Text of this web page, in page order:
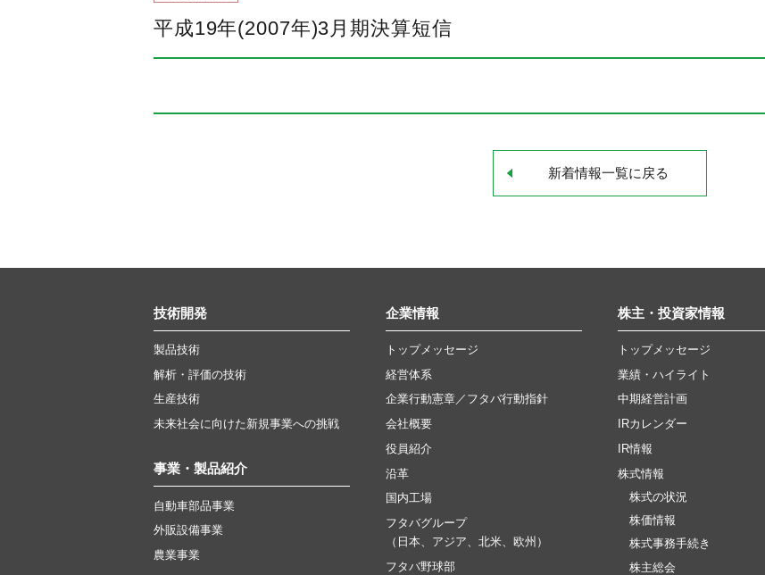
平成19年(2007年)3月期決算短信
新着情報一覧に戻る
技術開発
製品技術
解析・評価の技術
生産技術
未来社会に向けた新規事業への挑戦
事業・製品紹介
自動車部品事業
外販設備事業
農業事業
企業情報
トップメッセージ
経営体系
企業行動憲章／フタバ行動指針
会社概要
役員紹介
沿革
国内工場
フタバグループ
（日本、アジア、北米、欧州）
フタバ野球部
株主・投資家情報
トップメッセージ
業績・ハイライト
中期経営計画
IRカレンダー
IR情報
株式情報
株式の状況
株価情報
株式事務手続き
株主総会